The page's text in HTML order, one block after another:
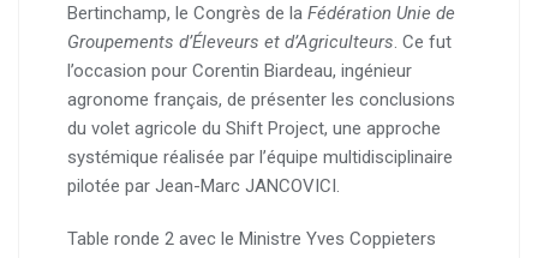
Bertinchamp, le Congrès de la Fédération Unie de
Groupements d’Éleveurs et d’Agriculteurs. Ce fut
l’occasion pour Corentin Biardeau, ingénieur
agronome français, de présenter les conclusions
du volet agricole du Shift Project, une approche
systémique réalisée par l’équipe multidisciplinaire
pilotée par Jean-Marc JANCOVICI.
Table ronde 2 avec le Ministre Yves Coppieters